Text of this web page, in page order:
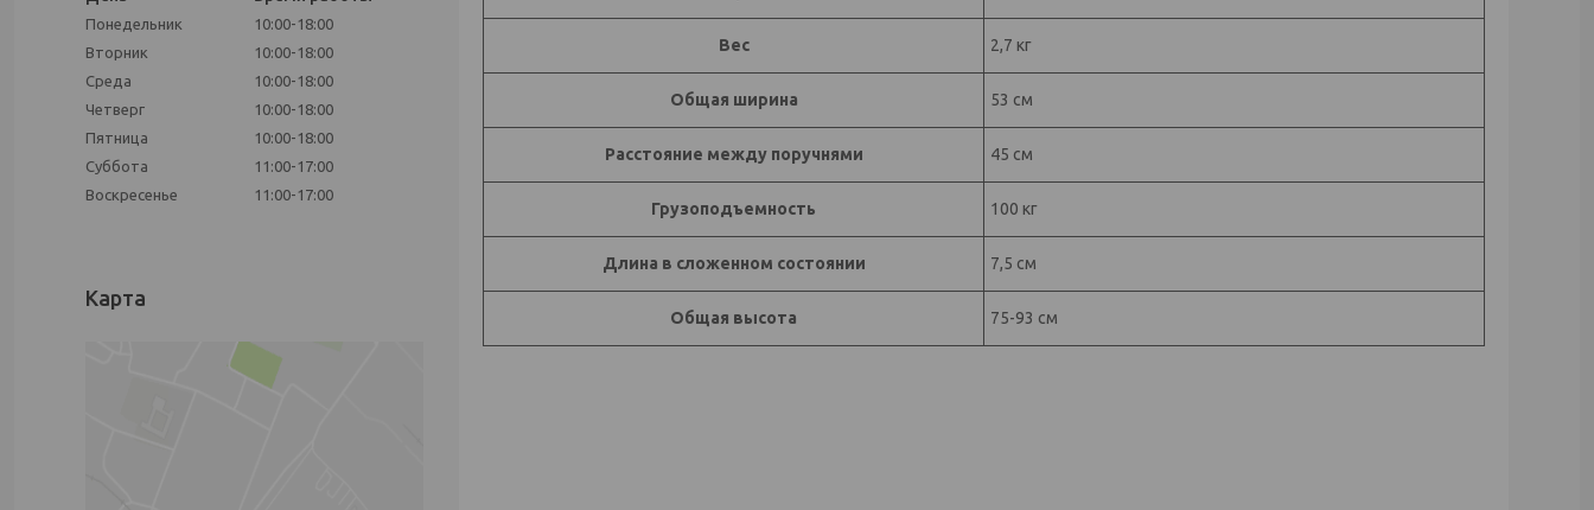
Вес 2,7 кг
Общая ширина 53 см
Расстояние между поручнями 45 см
Грузоподъемность 100 кг
Длина в сложенном состоянии 7,5 см
Общая высота 75-93 см
Понедельник
10:00-18:00
Вторник
10:00-18:00
Среда
10:00-18:00
Четверг
10:00-18:00
Пятница
10:00-18:00
Суббота
11:00-17:00
Воскресенье
11:00-17:00
Карта